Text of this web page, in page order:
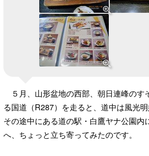
５月、山形盆地の西部、朝日連峰のす
る国道（R287）を走ると、道中は風光明
その途中にある道の駅・白鷹ヤナ公園内
へ、ちょっと立ち寄ってみたのです。